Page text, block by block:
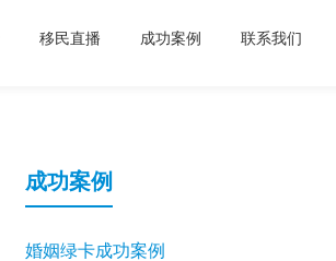
移民直播 成功案例 联系我们
成功案例
婚姻绿卡成功案例